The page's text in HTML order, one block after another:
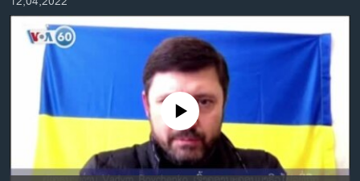
ອິດສະຫຼະພາບດ້ານການຂ່າວ
ຊີວິດຊາວລາວ
ຊຸມຊົນຊາວລາວ
ວິທະຍາສາດ-ເທັກໂນໂລຈີ
ທຸລະກິດ
ພາສາອັງກິດ
No media source currently available